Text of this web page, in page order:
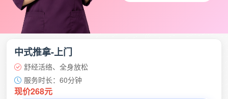
中式推拿-上门
舒经活络、全身放松
服务时长：60分钟
现价268元